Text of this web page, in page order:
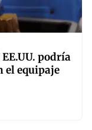
podría
el equipaje